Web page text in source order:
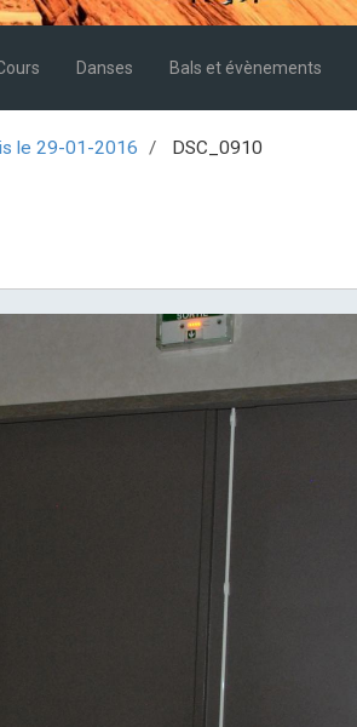
Danses Bals et évènements
le 29-01-2016 DSC_0910